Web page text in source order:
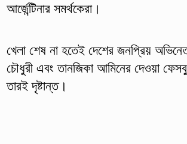
আর্জেন্টিনার সমর্থকেরা।
খেলা শেষ না হতেই দেশের জনপ্রিয়
চৌধুরী এবং তানজিকা আমিনের দেওয়া
তারই দৃষ্টান্ত।